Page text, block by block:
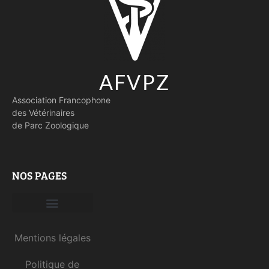
AFVPZ
Association Francophone
des Vétérinaires
de Parc Zoologique
NOS PAGES
Mentions légales
Politique de